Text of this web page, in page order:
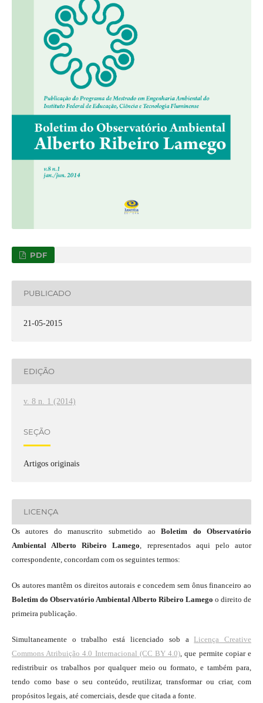
PDF
PUBLICADO
21-05-2015
EDIÇÃO
v. 8 n. 1 (2014)
SEÇÃO
Artigos originais
LICENÇA
Os autores do manuscrito submetido aoBoletim do Observatório
Ambiental Alberto Ribeiro Lamego , representados aqui pelo autor
correspondente, concordam com os seguintes termos:
Os autores mantêm os direitos autorais e concedem sem ônus financeiro ao
Boletim do Observatório Ambiental Alberto Ribeiro Lamegoo direito de
primeira publicação.
Simultaneamente o trabalho está licenciado sob a Licença Creative
Commons Atribuição 4.0 Internacional (CC BY 4.0), que permite copiar e
redistribuir os trabalhos por qualquer meio ou formato, e também para,
tendo como base o seu conteúdo, reutilizar, transformar ou criar, com
propósitos legais, até comerciais, desde que citada a fonte.